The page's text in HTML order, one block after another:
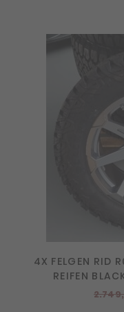
4X FELGEN RID
REIFEN